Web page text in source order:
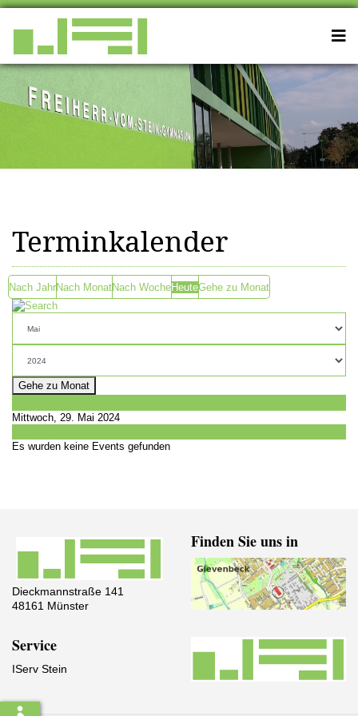
Terminkalender
Nach JahrNach MonatNach WocheHeuteGehe zu Monat
Gehe zu Monat
Mittwoch, 29. Mai 2024
Es wurden keine Events gefunden
Dieckmannstraße 141
48161 Münster
Finden Sie uns in
Service
IServ Stein